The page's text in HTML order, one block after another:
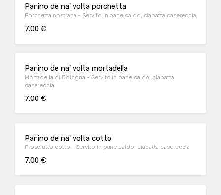
Panino de na' volta porchetta
Porchetta nostrana - Servito in pane caldo, ciabatta casereccia
7.00 €
Panino de na' volta mortadella
Mortadella di Bologna - Servito in pane caldo, ciabatta
casereccia
7.00 €
Panino de na' volta cotto
Prosciutto cotto - Servito in pane caldo, ciabatta casereccia
7.00 €